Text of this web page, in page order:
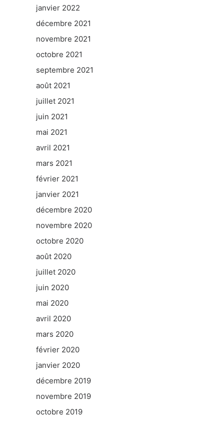
janvier 2022
décembre 2021
novembre 2021
octobre 2021
septembre 2021
août 2021
juillet 2021
juin 2021
mai 2021
avril 2021
mars 2021
février 2021
janvier 2021
décembre 2020
novembre 2020
octobre 2020
août 2020
juillet 2020
juin 2020
mai 2020
avril 2020
mars 2020
février 2020
janvier 2020
décembre 2019
novembre 2019
octobre 2019